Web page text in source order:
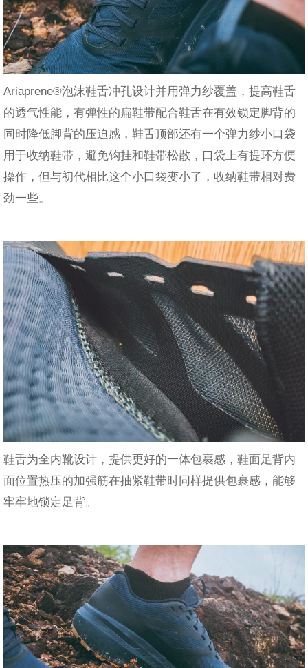
Ariaprene®泡沫鞋舌冲孔设计并用弹力纱覆盖，提高鞋舌
的透气性能，有弹性的扁鞋带配合鞋舌在有效锁定脚背的
同时降低脚背的压迫感，鞋舌顶部还有一个弹力纱小口袋
用于收纳鞋带，避免钩挂和鞋带松散，口袋上有提环方便
操作，但与初代相比这个小口袋变小了，收纳鞋带相对费
劲一些。
鞋舌为全内靴设计，提供更好的一体包裹感，鞋面足背内
面位置热压的加强筋在抽紧鞋带时同样提供包裹感，能够
牢牢地锁定足背。